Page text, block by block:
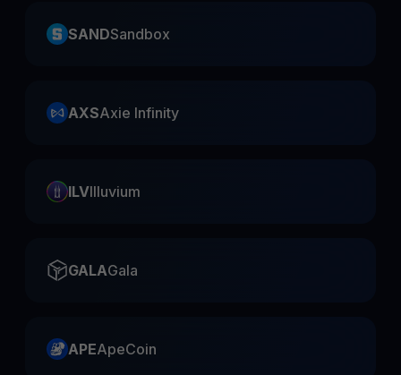
SANDSandbox
AXSAxie Infinity
ILVIlluvium
GALAGala
APEApeCoin